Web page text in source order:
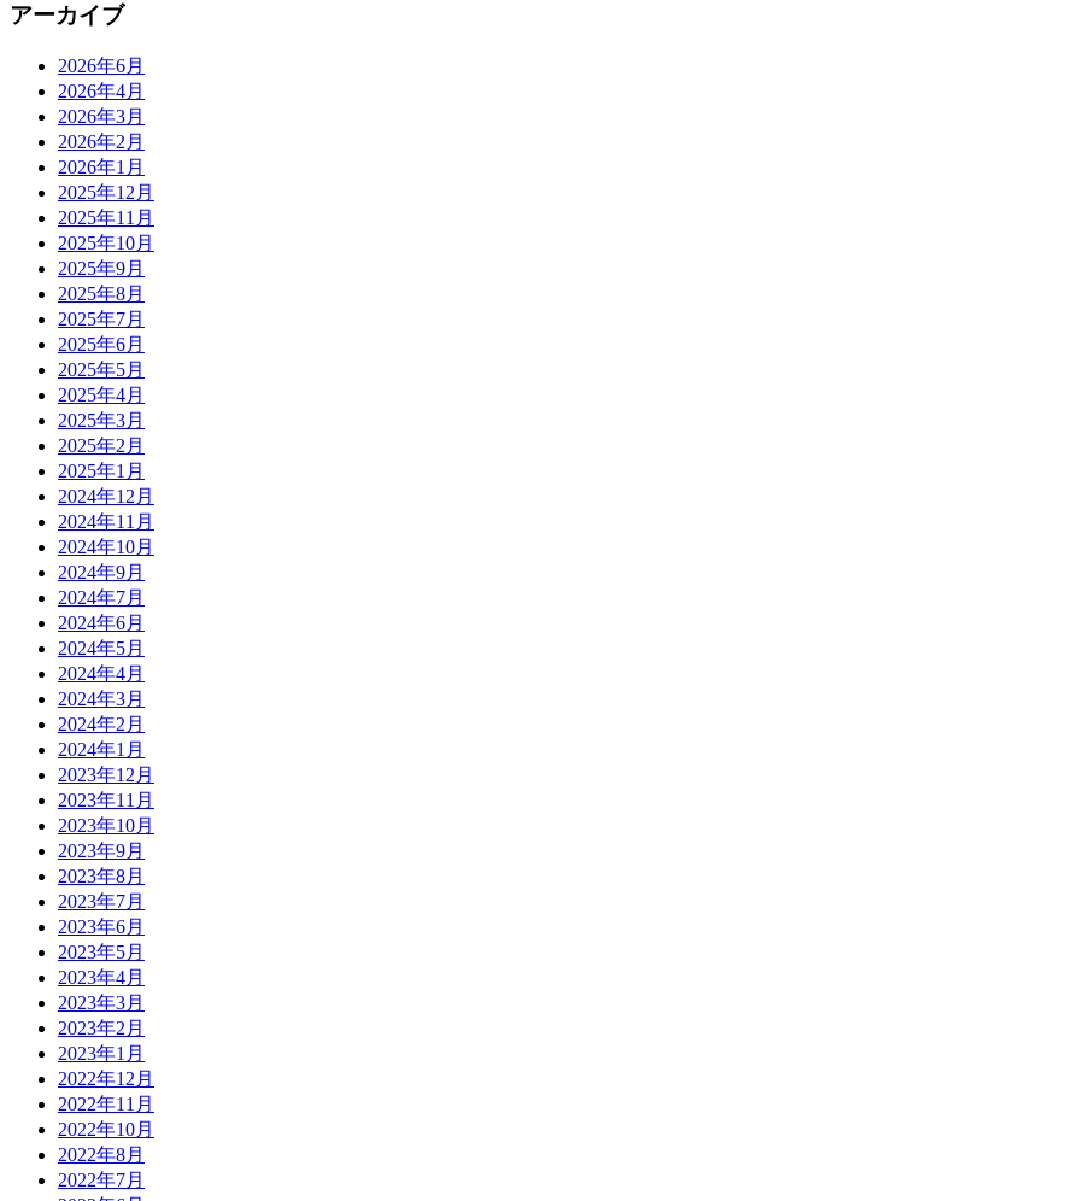
アーカイブ
2026年6月
2026年4月
2026年3月
2026年2月
2026年1月
2025年12月
2025年11月
2025年10月
2025年9月
2025年8月
2025年7月
2025年6月
2025年5月
2025年4月
2025年3月
2025年2月
2025年1月
2024年12月
2024年11月
2024年10月
2024年9月
2024年7月
2024年6月
2024年5月
2024年4月
2024年3月
2024年2月
2024年1月
2023年12月
2023年11月
2023年10月
2023年9月
2023年8月
2023年7月
2023年6月
2023年5月
2023年4月
2023年3月
2023年2月
2023年1月
2022年12月
2022年11月
2022年10月
2022年8月
2022年7月